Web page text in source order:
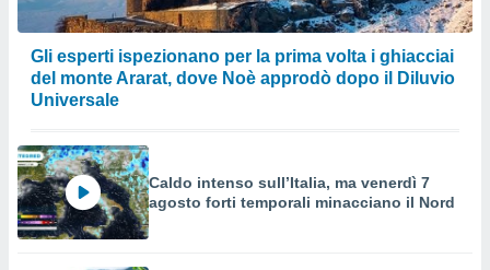
Gli esperti ispezionano per la prima volta i ghiacciai
del monte Ararat, dove Noè approdò dopo il Diluvio
Universale
Caldo intenso sull’Italia, ma venerdì 7
agosto forti temporali minacciano il Nord